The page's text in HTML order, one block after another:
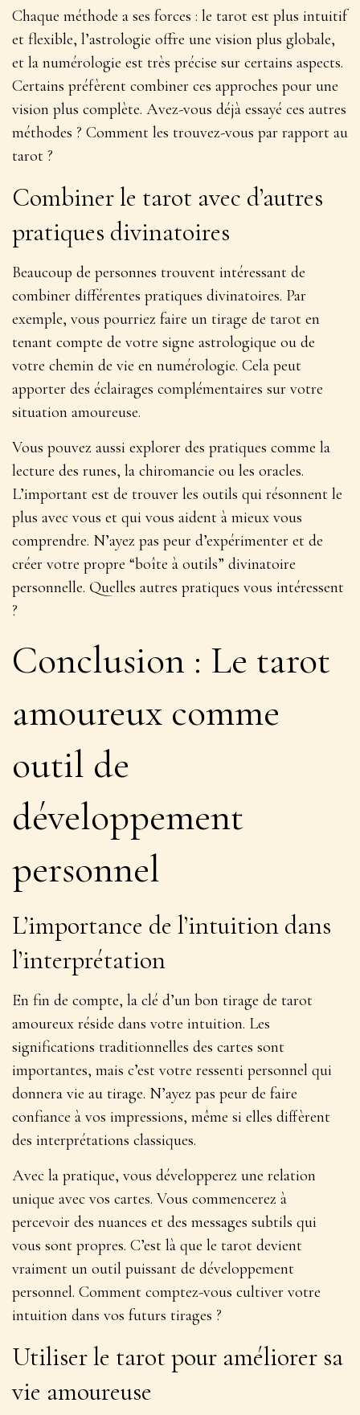
Chaque méthode a ses forces : le tarot est plus intuitif
et flexible, l’astrologie offre une vision plus globale,
et la numérologie est très précise sur certains aspects.
Certains préfèrent combiner ces approches pour une
vision plus complète. Avez-vous déjà essayé ces autres
méthodes ? Comment les trouvez-vous par rapport au
tarot ?
Combiner le tarot avec d’autres
pratiques divinatoires
Beaucoup de personnes trouvent intéressant de
combiner différentes pratiques divinatoires. Par
exemple, vous pourriez faire un tirage de tarot en
tenant compte de votre signe astrologique ou de
votre chemin de vie en numérologie. Cela peut
apporter des éclairages complémentaires sur votre
situation amoureuse.
Vous pouvez aussi explorer des pratiques comme la
lecture des runes, la chiromancie ou les oracles.
L’important est de trouver les outils qui résonnent le
plus avec vous et qui vous aident à mieux vous
comprendre. N’ayez pas peur d’expérimenter et de
créer votre propre “boîte à outils” divinatoire
personnelle. Quelles autres pratiques vous intéressent
?
Conclusion : Le tarot
amoureux comme
outil de
développement
personnel
L’importance de l’intuition dans
l’interprétation
En fin de compte, la clé d’un bon tirage de tarot
amoureux réside dans votre intuition. Les
significations traditionnelles des cartes sont
importantes, mais c’est votre ressenti personnel qui
donnera vie au tirage. N’ayez pas peur de faire
confiance à vos impressions, même si elles diffèrent
des interprétations classiques.
Avec la pratique, vous développerez une relation
unique avec vos cartes. Vous commencerez à
percevoir des nuances et des messages subtils qui
vous sont propres. C’est là que le tarot devient
vraiment un outil puissant de développement
personnel. Comment comptez-vous cultiver votre
intuition dans vos futurs tirages ?
Utiliser le tarot pour améliorer sa
vie amoureuse